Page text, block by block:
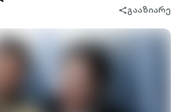
share-
გააზიარე